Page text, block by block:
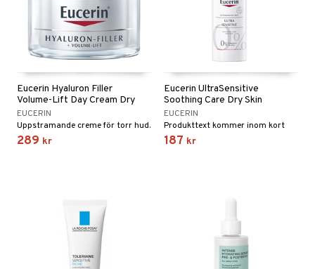
Eucerin Hyaluron Filler
Volume-Lift Day Cream Dry
EUCERIN
Uppstramande creme för torr hud.
289 kr
Eucerin UltraSensitive
Soothing Care Dry Skin
EUCERIN
Produkttext kommer inom kort
187 kr